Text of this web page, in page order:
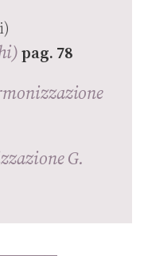
pag. 78
G.